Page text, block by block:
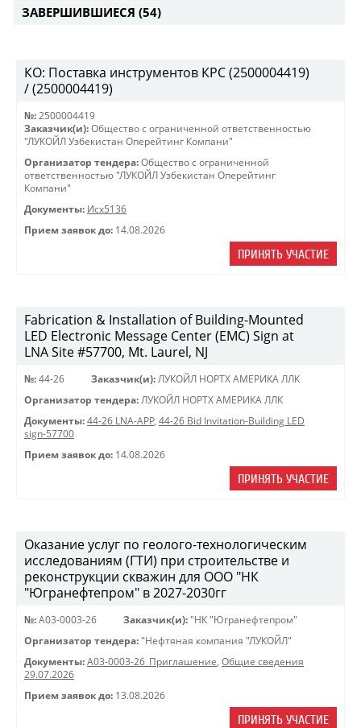
ЗАВЕРШИВШИЕСЯ (54)
КО: Поставка инструментов КРС (2500004419)
/ (2500004419)
№: 2500004419
Заказчик(и): Общество с ограниченной ответственностью
"ЛУКОЙЛ Узбекистан Оперейтинг Компани"
Организатор тендера: Общество с ограниченной
ответственностью "ЛУКОЙЛ Узбекистан Оперейтинг
Компани"
Документы: Исх5136
Прием заявок до: 14.08.2026
ПРИНЯТЬ УЧАСТИЕ
Fabrication & Installation of Building-Mounted
LED Electronic Message Center (EMC) Sign at
LNA Site #57700, Mt. Laurel, NJ
№: 44-26 Заказчик(и): ЛУКОЙЛ НОРТХ АМЕРИКА ЛЛК
Организатор тендера: ЛУКОЙЛ НОРТХ АМЕРИКА ЛЛК
Документы: 44-26 LNA-APP, 44-26 Bid Invitation-Building LED
sign-57700
Прием заявок до: 14.08.2026
ПРИНЯТЬ УЧАСТИЕ
Оказание услуг по геолого-технологическим
исследованиям (ГТИ) при строительстве и
реконструкции скважин для ООО "НК
"Югранефтепром" в 2027-2030гг
№: A03-0003-26 Заказчик(и): "НК "Югранефтепром"
Организатор тендера: "Нефтяная компания "ЛУКОЙЛ"
Документы: A03-0003-26_Приглашение, Общие сведения
29.07.2026
Прием заявок до: 13.08.2026
ПРИНЯТЬ УЧАСТИЕ